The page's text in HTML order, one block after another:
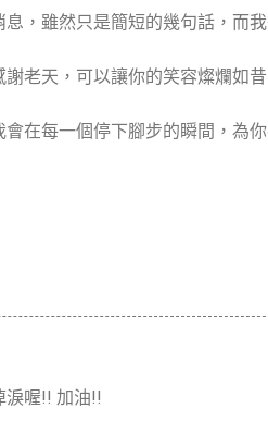
，雖然只是簡短的幾句話，而
老天，可以讓你的笑容燦爛如
在每一個停下腳步的瞬間，為你
淚喔!! 加油!!